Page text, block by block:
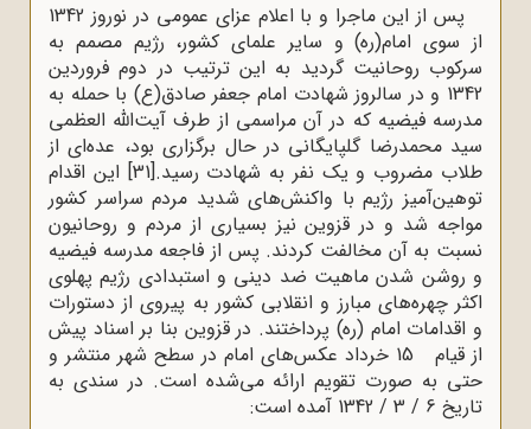
پس از این ماجرا و با اعلام عزای عمومی در نوروز 1342
از سوی امام(ره) و سایر علمای کشور، رژیم مصمم به
سرکوب روحانیت گردید به این ترتیب در دوم فروردین
1342 و در سالروز شهادت امام جعفر صادق(ع) با حمله به
مدرسه فیضیه که در آن مراسمی از طرف آیت‌الله العظمی
سید محمدرضا گلپایگانی در حال برگزاری بود، عده‌ای از
طلاب مضروب و یک نفر به شهادت رسید.[31] این اقدام
توهین‌آمیز رژیم با واکنش‌های شدید مردم سراسر کشور
مواجه شد و در قزوین نیز بسیاری از مردم و روحانیون
نسبت به آن مخالفت کردند. پس از فاجعه مدرسه فیضیه
و روشن شدن ماهیت ضد دینی و استبدادی رژیم پهلوی
اکثر چهره‌های مبارز و انقلابی کشور به پیروی از دستورات
و اقدامات امام (ره) پرداختند. در قزوین بنا بر اسناد پیش
از قیام 15 خرداد عکس‌های امام در سطح شهر منتشر و
حتی به صورت تقویم ارائه می‌شده است. در سندی به
تاریخ 6 / 3 / 1342 آمده است: